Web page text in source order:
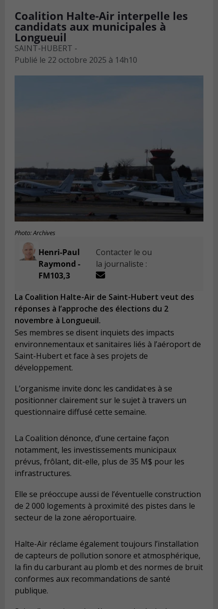
Coalition Halte-Air interpelle les
candidats aux municipales à
Longueuil
SAINT-HUBERT -
Publié le 22 octobre 2025 à 14h10
Photo: Archives
Henri-Paul
Raymond -
FM103,3
Contacter le ou
la journaliste :
La Coalition Halte-Air de Saint-Hubert veut des
réponses à l’approche des élections du 2
novembre à Longueuil.
Ses membres se disent inquiets des impacts
environnementaux et sanitaires liés à l’aéroport de
Saint-Hubert et face à ses projets de
développement.
L’organisme invite donc les candidat·es à se
positionner clairement sur le sujet à travers un
questionnaire diffusé cette semaine.
La Coalition dénonce, d’une certaine façon
notamment, les investissements municipaux
prévus, frôlant, dit-elle, plus de 35 M$ pour les
infrastructures.
Elle se préoccupe aussi de l’éventuelle construction
de 2 000 logements à proximité des pistes dans le
secteur de la zone aéroportuaire.
Halte-Air réclame également toujours l’installation
de capteurs de pollution sonore et atmosphérique,
la fin du carburant au plomb et des normes de bruit
conformes aux recommandations de santé
publique.